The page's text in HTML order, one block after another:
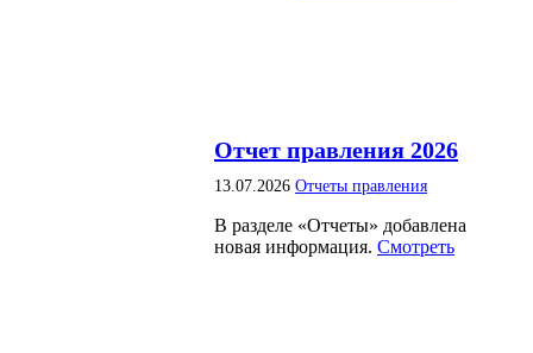
Отчет правления 2026
13.07.2026 Отчеты правления
В разделе «Отчеты» добавлена
новая информация. Смотреть